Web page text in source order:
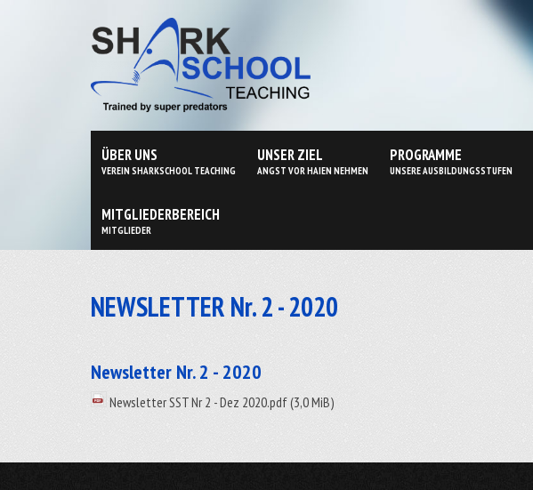
ÜBER UNS
VEREIN SHARKSCHOOL TEACHING
UNSER ZIEL
ANGST VOR HAIEN NEHMEN
PROGRAMME
UNSERE AUSBILDUNGSSTUFEN
MITGLIEDERBEREICH
MITGLIEDER
NEWSLETTER Nr. 2 - 2020
Newsletter Nr. 2 - 2020
Newsletter SST Nr 2 - Dez 2020.pdf(3,0 MiB)